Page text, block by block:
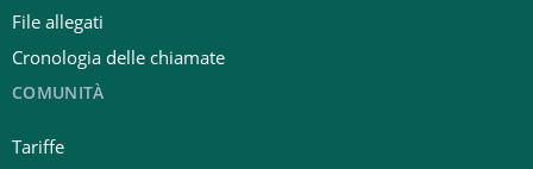
File allegati
Cronologia delle chiamate
COMUNITÀ
Tariffe